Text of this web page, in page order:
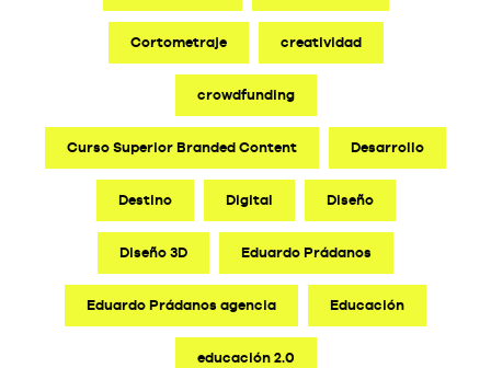
Cortometraje creatividad
crowdfunding
Curso Superior Branded Content Desarrollo
Destino Digital Diseño
Diseño 3D Eduardo Prádanos
Eduardo Prádanos agencia Educación
educación 2.0